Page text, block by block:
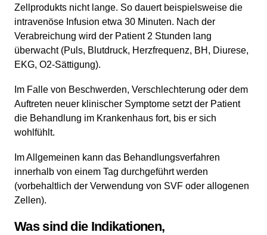
Zellprodukts nicht lange. So dauert beispielsweise die
intravenöse Infusion etwa 30 Minuten. Nach der
Verabreichung wird der Patient 2 Stunden lang
überwacht (Puls, Blutdruck, Herzfrequenz, BH, Diurese,
EKG, O2-Sättigung).
Im Falle von Beschwerden, Verschlechterung oder dem
Auftreten neuer klinischer Symptome setzt der Patient
die Behandlung im Krankenhaus fort, bis er sich
wohlfühlt.
Im Allgemeinen kann das Behandlungsverfahren
innerhalb von einem Tag durchgeführt werden
(vorbehaltlich der Verwendung von SVF oder allogenen
Zellen).
Was sind die Indikationen,